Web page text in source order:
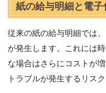
紙の給与明細と電子
従来の紙の給与明細では
が発生します。これには
な場合はさらにコストが
トラブルが発生するリス